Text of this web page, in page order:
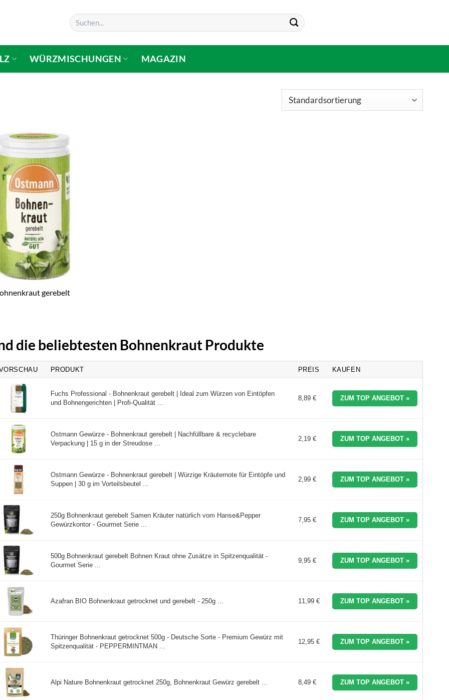
Suchen
nach:
WÜRZMISCHUNGEN MAGAZIN
gerebelt
die beliebtesten Bohnenkraut Produkte
PRODUKT PREIS KAUFEN
Fuchs Professional - Bohnenkraut gerebelt | Ideal zum Würzen von Eintöpfen
und Bohnengerichten | Profi-Qualität ...
8,89 € ZUM TOP ANGEBOT »
Ostmann Gewürze - Bohnenkraut gerebelt | Nachfüllbare & recyclebare
Verpackung | 15 g in der Streudose ...
2,19 € ZUM TOP ANGEBOT »
Ostmann Gewürze - Bohnenkraut gerebelt | Würzige Kräuternote für Eintöpfe und
Suppen | 30 g im Vorteilsbeutel ...
2,99 € ZUM TOP ANGEBOT »
250g Bohnenkraut gerebelt Samen Kräuter natürlich vom Hanse&Pepper
Gewürzkontor - Gourmet Serie ...
7,95 € ZUM TOP ANGEBOT »
500g Bohnenkraut gerebelt Bohnen Kraut ohne Zusätze in Spitzenqualität -
Gourmet Serie ...
9,95 € ZUM TOP ANGEBOT »
Azafran BIO Bohnenkraut getrocknet und gerebelt - 250g ... 11,99 € ZUM TOP ANGEBOT »
Thüringer Bohnenkraut getrocknet 500g - Deutsche Sorte - Premium Gewürz mit
Spitzenqualität - PEPPERMINTMAN ...
12,95 € ZUM TOP ANGEBOT »
Alpi Nature Bohnenkraut getrocknet 250g, Bohnenkraut Gewürz gerebelt ... 8,49 € ZUM TOP ANGEBOT »